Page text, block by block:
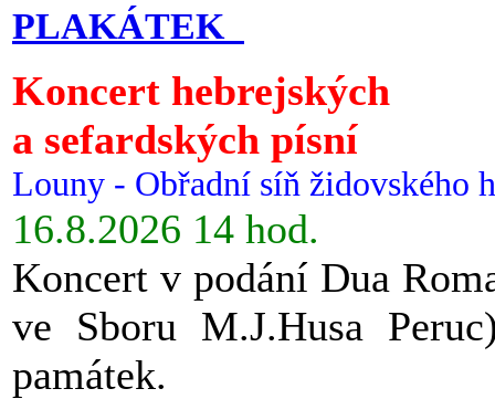
PLAKÁTEK
Koncert hebrejských
a sefardských písní
Louny - Obřadní síň židovského
16.8.2026 14 hod.
Koncert v podání Dua
ve Sboru M.J.Husa
památek.